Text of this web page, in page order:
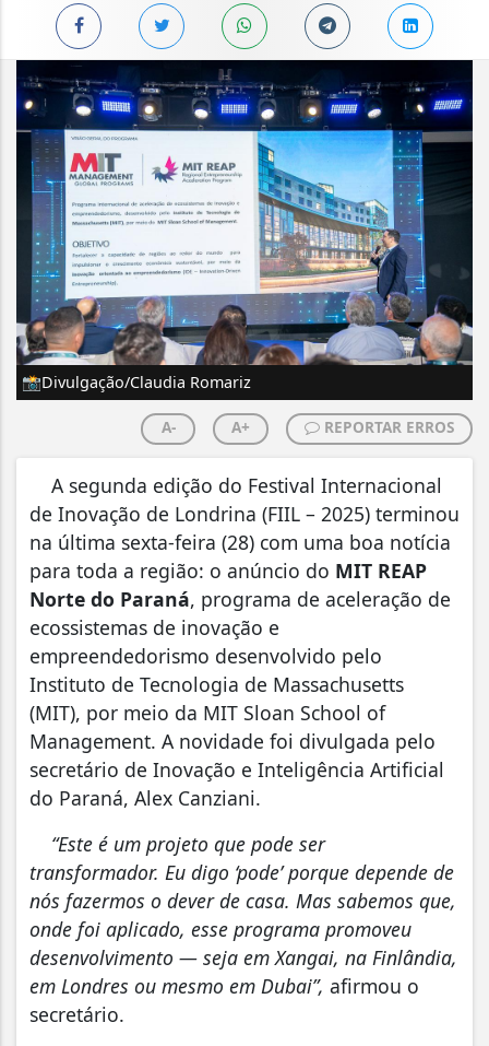
📸Divulgação/Claudia Romariz
A- A+ REPORTAR ERROS
A segunda edição do Festival Internacional
de Inovação de Londrina (FIIL – 2025) terminou
na última sexta-feira (28) com uma boa notícia
para toda a região: o anúncio do MIT REAP
Norte do Paraná, programa de aceleração de
ecossistemas de inovação e
empreendedorismo desenvolvido pelo
Instituto de Tecnologia de Massachusetts
(MIT), por meio da MIT Sloan School of
Management. A novidade foi divulgada pelo
secretário de Inovação e Inteligência Artificial
do Paraná, Alex Canziani.
“Este é um projeto que pode ser
transformador. Eu digo ‘pode’ porque depende de
nós fazermos o dever de casa. Mas sabemos que,
onde foi aplicado, esse programa promoveu
desenvolvimento — seja em Xangai, na Finlândia,
em Londres ou mesmo em Dubai”, afirmou o
secretário.